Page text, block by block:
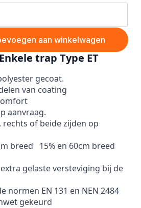
aan winkelwagen
trap Type ET
gecoat.
van coating
aanvraag.
rechts of beide zijden op
breed 15% en 60cm breed
gelaste versteviging bij de
normen EN 131 en NEN 2484
gekeurd